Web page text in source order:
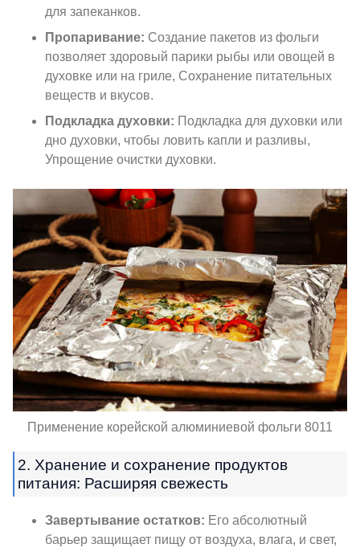
для запеканков.
Пропаривание: Создание пакетов из фольги
позволяет здоровый парики рыбы или овощей в
духовке или на гриле, Сохранение питательных
веществ и вкусов.
Подкладка духовки: Подкладка для духовки или
дно духовки, чтобы ловить капли и разливы,
Упрощение очистки духовки.
Применение корейской алюминиевой фольги 8011
2. Хранение и сохранение продуктов
питания: Расширяя свежесть
Завертывание остатков: Его абсолютный
барьер защищает пищу от воздуха, влага, и свет,